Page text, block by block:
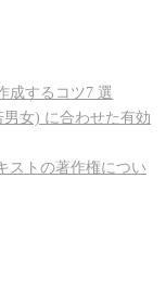
成するコツ7 選
女) に合わせた有効
ストの著作権につい